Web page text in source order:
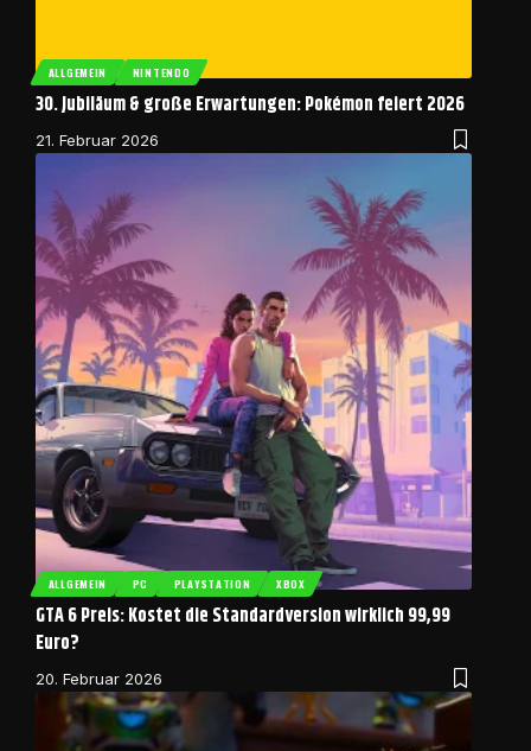
ALLGEMEIN NINTENDO
30. Jubiläum & große Erwartungen: Pokémon feiert 2026
21. Februar 2026
ALLGEMEIN PC PLAYSTATION XBOX
GTA 6 Preis: Kostet die Standardversion wirklich 99,99
Euro?
20. Februar 2026